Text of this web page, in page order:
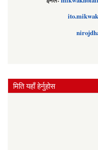
मिति यहाँ हेर्नुहोस